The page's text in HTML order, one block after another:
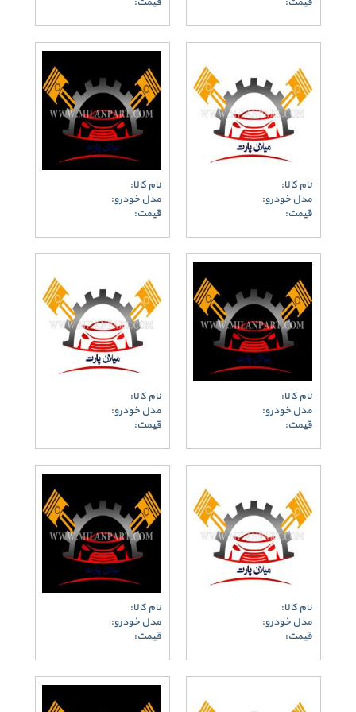
نام کالا:
مدل خودرو:
قیمت:
نام کالا:
مدل خودرو:
قیمت:
نام کالا:
مدل خودرو:
قیمت:
نام کالا:
مدل خودرو:
قیمت:
نام کالا:
مدل خودرو:
قیمت:
نام کالا:
مدل خودرو:
قیمت: